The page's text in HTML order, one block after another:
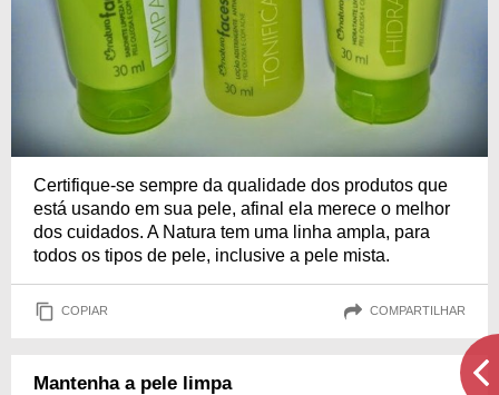
Certifique-se sempre da qualidade dos produtos que
está usando em sua pele, afinal ela merece o melhor
dos cuidados. A Natura tem uma linha ampla, para
todos os tipos de pele, inclusive a pele mista.
COPIAR COMPARTILHAR
Mantenha a pele limpa